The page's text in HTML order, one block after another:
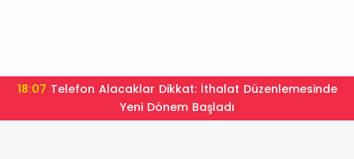
18:07
Yeni Dönem Başladı